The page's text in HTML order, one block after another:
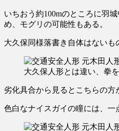
いちおう約100mのところに羽
め、モグリの可能性もある。
大久保同様落書き自体はないも
大久保人形とは違い、拳
劣化具合から見るとこちらの方
色白なナイスガイの瞳には、